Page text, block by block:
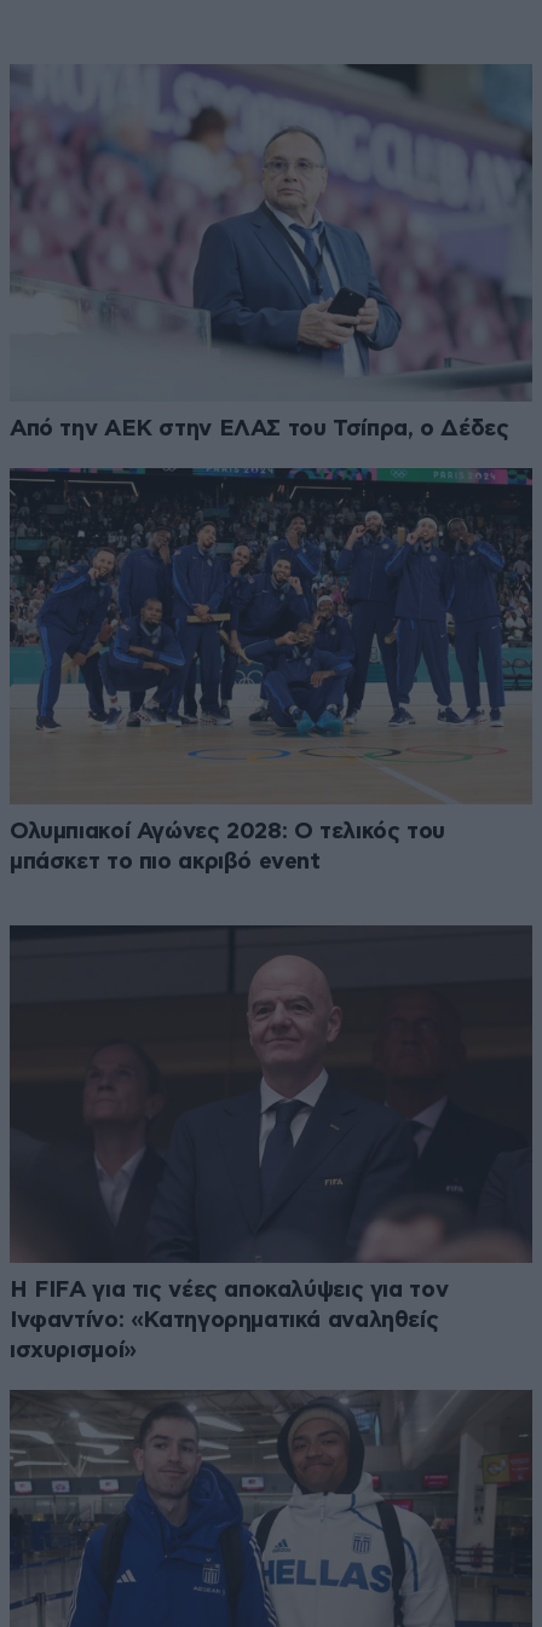
Από την ΑΕΚ στην ΕΛΑΣ του Τσίπρα, ο Δέδες
Ολυμπιακοί Αγώνες 2028: Ο τελικός του
μπάσκετ το πιο ακριβό event
Η FIFA για τις νέες αποκαλύψεις για τον
Ινφαντίνο: «Κατηγορηματικά αναληθείς
ισχυρισμοί»